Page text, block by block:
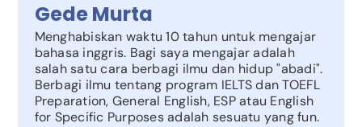
Gede Murta
Menghabiskan waktu 10 tahun untuk mengajar
bahasa inggris. Bagi saya mengajar adalah
salah satu cara berbagi ilmu dan hidup "abadi".
Berbagi ilmu tentang program IELTS dan TOEFL
Preparation, General English, ESP atau English
for Specific Purposes adalah sesuatu yang fun.